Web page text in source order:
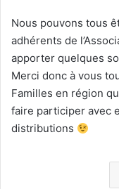
Nous pouvons tous
adhérents de
apporter quelques
Merci donc à vous
Familles en région
faire participer avec
distributions